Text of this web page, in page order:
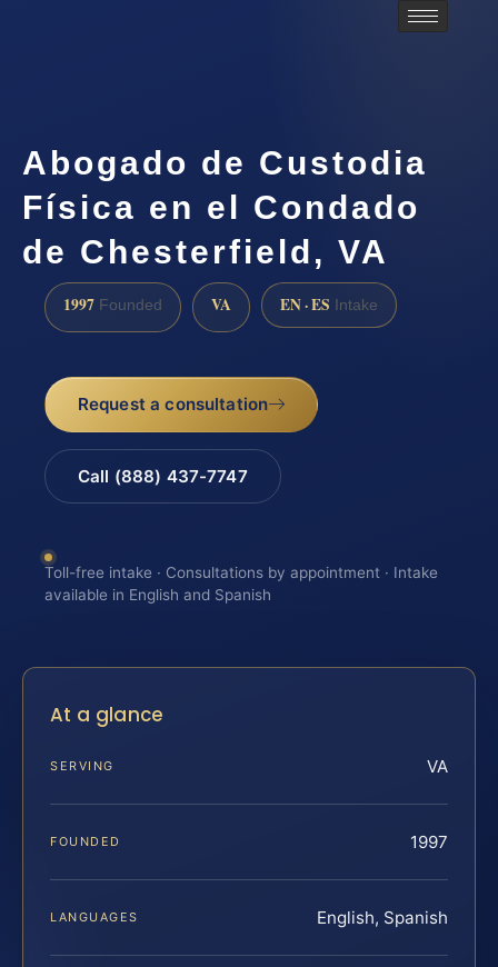
Abogado de Custodia
Física en el Condado
de Chesterfield, VA
1997 Founded VA EN · ES Intake
Request a consultation
Call (888) 437-7747
Toll-free intake · Consultations by appointment · Intake
available in English and Spanish
At a glance
SERVING VA
FOUNDED 1997
LANGUAGES English, Spanish